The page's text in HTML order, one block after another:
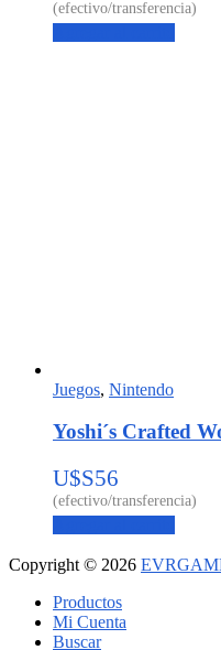
Juegos, Nintendo
Yoshi´s Crafted
U$S56
Copyright © 2026
Productos
Mi Cuenta
Buscar